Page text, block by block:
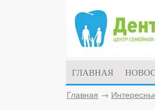
ГЛАВНАЯ
Главная →